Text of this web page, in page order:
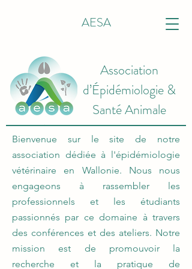
AESA
Association
d’Épidémiologie &
Santé Animale
Bienvenue sur le site de notre
association dédiée à l'épidémiologie
vétérinaire en Wallonie. Nous nous
engageons à rassembler les
professionnels et les étudiants
passionnés par ce domaine à travers
des conférences et des ateliers. Notre
mission est de promouvoir la
recherche et la pratique de